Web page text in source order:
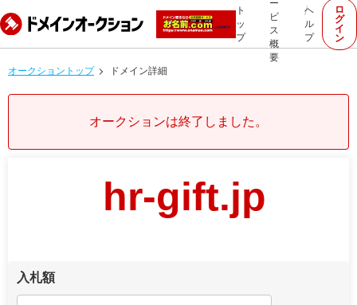
ト
ッ
プ
ー
ビ
ス
概
要
ヘ
ル
プ
ロ
グ
イ
ン
オークショントップ ドメイン詳細
オークションは終了しました。
hr-gift.jp
入札額